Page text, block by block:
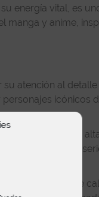
energía vital, es
manga y anime,
atención al
figuras de
personajes de
los materiales de